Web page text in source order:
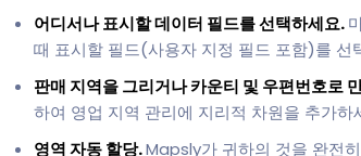
어디서나 표시할 데이터 필드를 선택하세요.
때 표시할 필드(사용자 지정 필드 포함)를 선
판매 지역을 그리거나 카운티 및 우편번호로
하여 영업 지역 관리에 지리적 차원을 추가하
영역 자동 할당.Mapsly가 귀하의 것을 완전